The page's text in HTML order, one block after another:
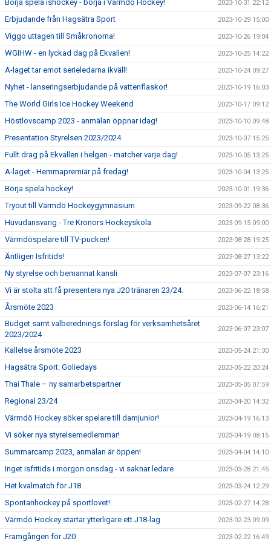
Börja spela ishockey - börja i Värmdö Hockey! 2023-10-31 22:12
Erbjudande från Hagsätra Sport 2023-10-29 15:00
Viggo uttagen till Småkronorna! 2023-10-26 19:04
WGIHW - en lyckad dag på Ekvallen! 2023-10-25 14:22
A-laget tar emot serieledarna ikväll! 2023-10-24 09:27
Nyhet - lanseringserbjudande på vattenflaskor! 2023-10-19 16:03
The World Girls Ice Hockey Weekend 2023-10-17 09:12
Höstlovscamp 2023 - anmälan öppnar idag! 2023-10-10 09:48
Presentation Styrelsen 2023/2024 2023-10-07 15:25
Fullt drag på Ekvallen i helgen - matcher varje dag! 2023-10-05 13:25
A-laget - Hemmapremiär på fredag! 2023-10-04 13:25
Börja spela hockey! 2023-10-01 19:36
Tryout till Värmdö Hockeygymnasium 2023-09-22 08:36
Huvudansvarig - Tre Kronors Hockeyskola 2023-09-15 09:00
Värmdöspelare till TV-pucken! 2023-08-28 19:25
Äntligen Isfritids! 2023-08-27 13:22
Ny styrelse och bemannat kansli 2023-07-07 23:16
Vi är stolta att få presentera nya J20 tränaren 23/24. 2023-06-22 18:58
Årsmöte 2023 2023-06-14 16:21
Budget samt valberednings förslag för verksamhetsåret
2023/2024
2023-06-07 23:07
Kallelse årsmöte 2023 2023-05-24 21:30
Hagsätra Sport: Goliedays 2023-05-22 20:24
Thai Thale – ny samarbetspartner 2023-05-05 07:59
Regional 23/24 2023-04-20 14:32
Värmdö Hockey söker spelare till damjunior! 2023-04-19 16:13
Vi söker nya styrelsemedlemmar! 2023-04-19 08:15
Summarcamp 2023, anmälan är öppen! 2023-04-04 14:10
Inget isfritids i morgon onsdag - vi saknar ledare 2023-03-28 21:45
Het kvalmatch för J18 2023-03-24 12:29
Spontanhockey på sportlovet! 2023-02-27 14:28
Värmdö Hockey startar ytterligare ett J18-lag 2023-02-23 09:09
Framgången för J20 2023-02-22 16:49